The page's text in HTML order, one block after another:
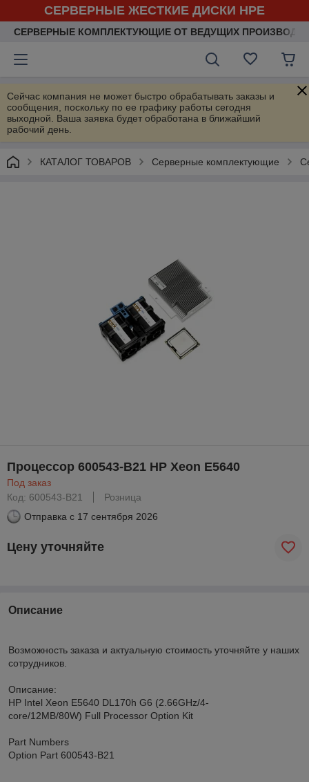
СЕРВЕРНЫЕ ЖЕСТКИЕ ДИСКИ HPE
СЕРВЕРНЫЕ КОМПЛЕКТУЮЩИЕ ОТ ВЕДУЩИХ
Сейчас компания не может быстро обрабатывать заказы и
сообщения, поскольку по ее графику работы сегодня
выходной. Ваша заявка будет обработана в ближайший
рабочий день.
КАТАЛОГ ТОВАРОВ Серверные комплектующие
Процессор 600543-B21 HP Xeon E5640
Под заказ
Код: 600543-B21
Розница
Отправка с 17 сентября 2026
Цену уточняйте
Описание
Возможность заказа и актуальную стоимость уточняйте у наших
сотрудников.
Описание:
HP Intel Xeon E5640 DL170h G6 (2.66GHz/4-
core/12MB/80W) Full Processor Option Kit
Part Numbers
Option Part 600543-B21